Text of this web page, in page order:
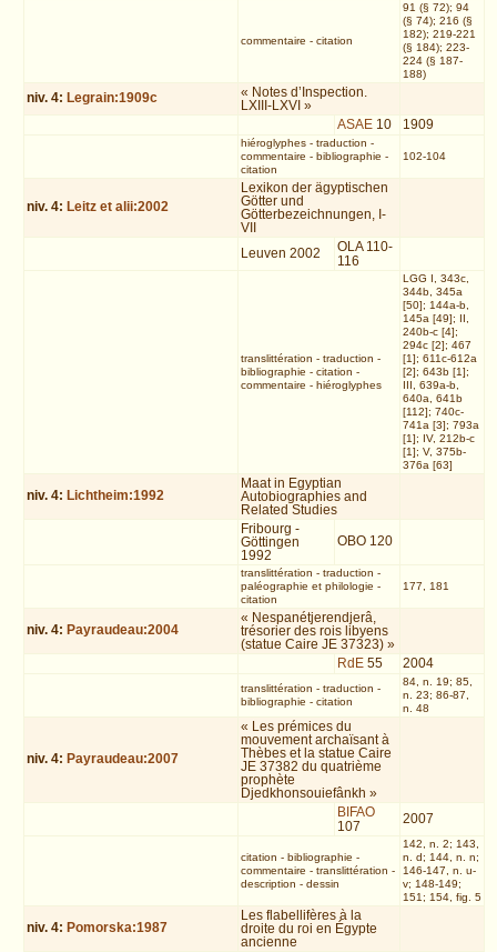
commentaire - citation
91 (§ 72); 94
(§ 74); 216 (§
182); 219-221
(§ 184); 223-
224 (§ 187-
188)
niv. 4: Legrain:1909c
« Notes d’Inspection.
LXIII-LXVI »
ASAE 10 1909
hiéroglyphes- traduction -
commentaire - bibliographie -
citation
102-104
niv. 4: Leitz et alii:2002
Lexikon der ägyptischen
Götter und
Götterbezeichnungen, I-
VII
Leuven 2002
OLA 110-
116
translittération - traduction -
bibliographie - citation -
commentaire - hiéroglyphes
LGG I, 343c,
344b, 345a
[50]; 144a-b,
145a [49]; II,
240b-c [4];
294c [2]; 467
[1]; 611c-612a
[2]; 643b [1];
III, 639a-b,
640a, 641b
[112]; 740c-
741a [3]; 793a
[1]; IV, 212b-c
[1]; V, 375b-
376a [63]
niv. 4: Lichtheim:1992
Maat in Egyptian
Autobiographies and
Related Studies
Fribourg -
Göttingen
1992
OBO 120
translittération - traduction -
paléographie et philologie -
citation
177, 181
niv. 4: Payraudeau:2004
« Nespanétjerendjerâ,
trésorier des rois libyens
(statue Caire JE 37323) »
RdE 55 2004
translittération - traduction -
bibliographie - citation
84, n. 19; 85,
n. 23; 86-87,
n. 48
niv. 4: Payraudeau:2007
« Les prémices du
mouvement archaïsant à
Thèbes et la statue Caire
JE 37382 du quatrième
prophète
Djedkhonsouiefânkh »
BIFAO
107
2007
citation - bibliographie -
commentaire - translittération -
description - dessin
142, n. 2; 143,
n. d; 144, n. n;
146-147, n. u-
v; 148-149;
151; 154, fig. 5
niv. 4: Pomorska:1987
Les flabellifères à la
droite du roi en Égypte
ancienne